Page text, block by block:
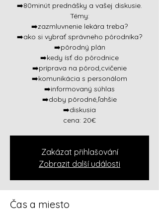
➡️80minút prednášky a vašej diskusie.
Témy:
➡️zazmluvnenie lekára treba?
➡️ako si vybrať správneho pôrodníka?
➡️pôrodný plán
➡️kedy ísť do pôrodnice
➡️príprava na pôrod,cvičenie
➡️komunikácia s personálom
➡️informovaný súhlas
➡️doby pôrodné,ľahšie
➡️diskusia
cena: 20€
Zakázat přihlašování
Zobrazit další události
Čas a miesto